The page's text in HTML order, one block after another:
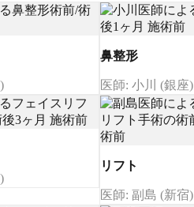
鼻整形
医師: 小川 (銀座)
リフト
医師: 副島 (新宿)